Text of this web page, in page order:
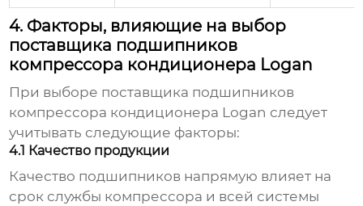
4. Факторы, влияющие на выбор
поставщика подшипников
компрессора кондиционера Logan
При выборе поставщика подшипников
компрессора кондиционера Logan следует
учитывать следующие факторы:
4.1 Качество продукции
Качество подшипников напрямую влияет на
срок службы компрессора и всей системы